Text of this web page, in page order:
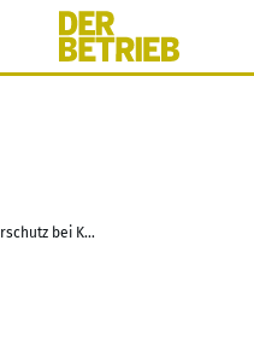
Mehr Verbraucherschutz bei Kreditverträgen